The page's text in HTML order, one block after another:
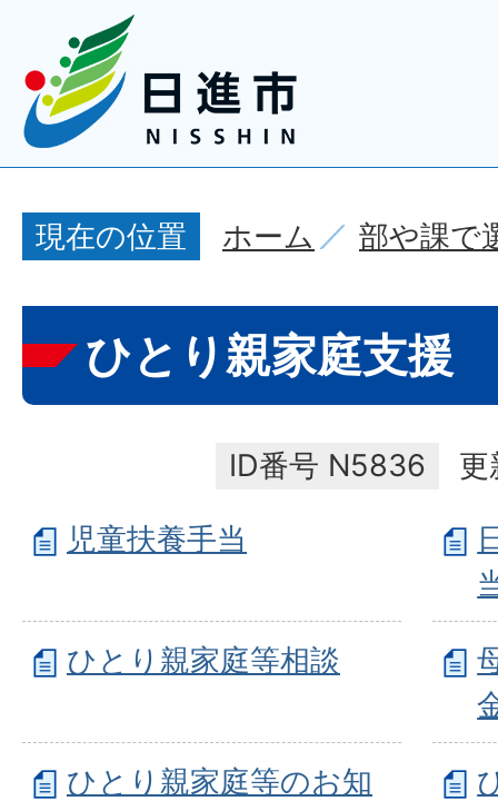
現在の位置 ホーム 部や課で
ひとり親家庭支援
ID番号 N5836
更
児童扶養手当
ひとり親家庭等相談
ひとり親家庭等のお知